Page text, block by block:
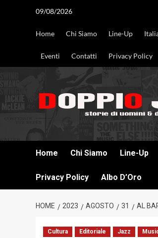
09/08/2026
Home Chi Siamo Line-Up
Eventi Contatti Privacy Policy
Home Chi Siamo Line-Up
Privacy Policy Albo D’Oro
HOME 2023 AGOSTO 31 AL
Cultura Editoriale Jazz